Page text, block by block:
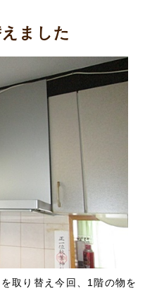
ました
取り替え今回、1階の物を